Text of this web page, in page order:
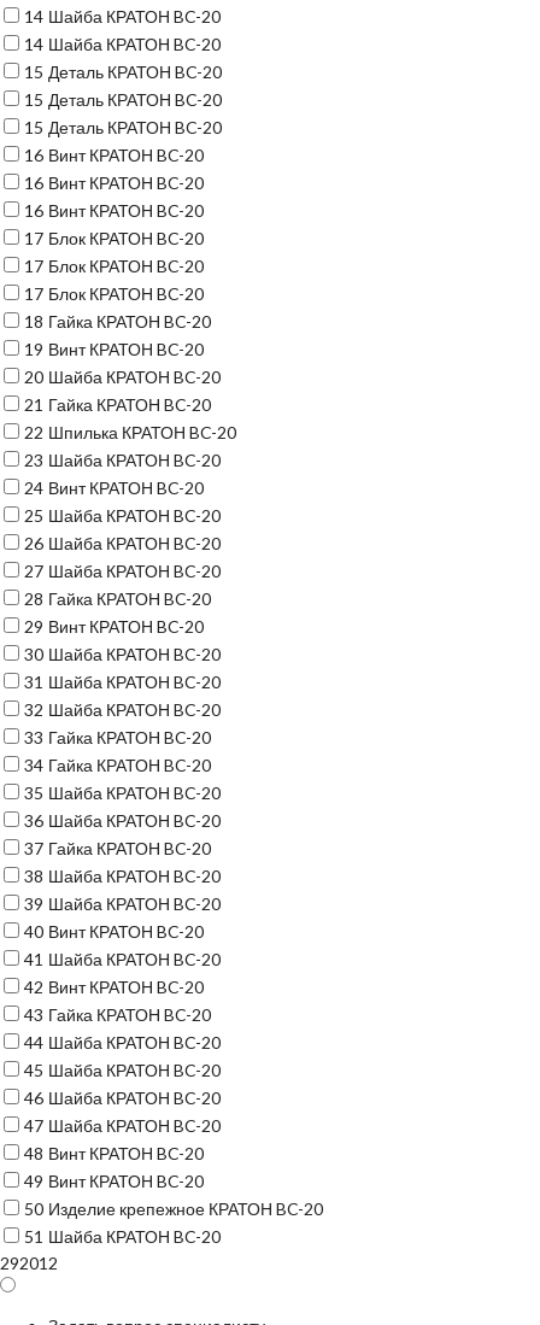
14 Шайба КРАТОН BC-20
14 Шайба КРАТОН BC-20
15 Деталь КРАТОН BC-20
15 Деталь КРАТОН BC-20
15 Деталь КРАТОН BC-20
16 Винт КРАТОН BC-20
16 Винт КРАТОН BC-20
16 Винт КРАТОН BC-20
17 Блок КРАТОН BC-20
17 Блок КРАТОН BC-20
17 Блок КРАТОН BC-20
18 Гайка КРАТОН BC-20
19 Винт КРАТОН BC-20
20 Шайба КРАТОН BC-20
21 Гайка КРАТОН BC-20
22 Шпилька КРАТОН BC-20
23 Шайба КРАТОН BC-20
24 Винт КРАТОН BC-20
25 Шайба КРАТОН BC-20
26 Шайба КРАТОН BC-20
27 Шайба КРАТОН BC-20
28 Гайка КРАТОН BC-20
29 Винт КРАТОН BC-20
30 Шайба КРАТОН BC-20
31 Шайба КРАТОН BC-20
32 Шайба КРАТОН BC-20
33 Гайка КРАТОН BC-20
34 Гайка КРАТОН BC-20
35 Шайба КРАТОН BC-20
36 Шайба КРАТОН BC-20
37 Гайка КРАТОН BC-20
38 Шайба КРАТОН BC-20
39 Шайба КРАТОН BC-20
40 Винт КРАТОН BC-20
41 Шайба КРАТОН BC-20
42 Винт КРАТОН BC-20
43 Гайка КРАТОН BC-20
44 Шайба КРАТОН BC-20
45 Шайба КРАТОН BC-20
46 Шайба КРАТОН BC-20
47 Шайба КРАТОН BC-20
48 Винт КРАТОН BC-20
49 Винт КРАТОН BC-20
50 Изделие крепежное КРАТОН BC-20
51 Шайба КРАТОН BC-20
292012